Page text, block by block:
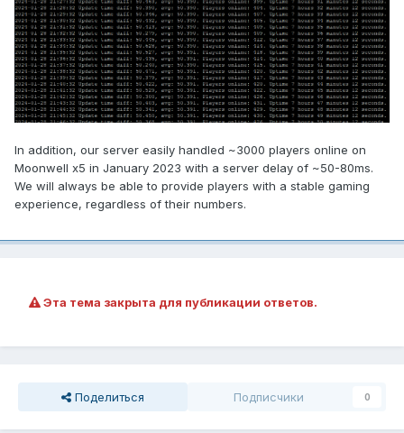
In addition, our server easily handled ~3000 players online on
Moonwell x5 in January 2023 with a server delay of ~50-80ms.
We will always be able to provide players with a stable gaming
experience, regardless of their numbers.
Эта тема закрыта для публикации ответов.
Поделиться Подписчики 0